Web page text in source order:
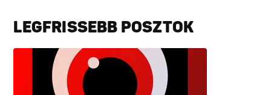
LEGFRISSEBB POSZTOK